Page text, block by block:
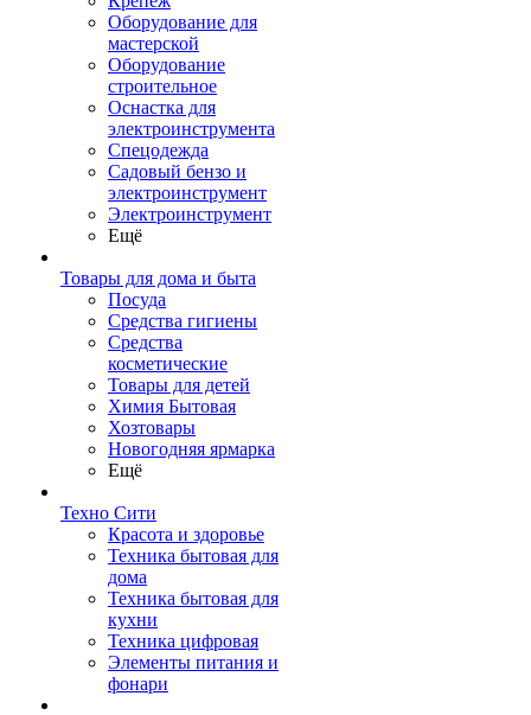
Оборудование для
мастерской
Оборудование
строительное
Оснастка для
электроинструмента
Спецодежда
Садовый бензо и
электроинструмент
Электроинструмент
Ещё
Товары для дома и быта
Посуда
Средства гигиены
Средства
косметические
Товары для детей
Химия Бытовая
Хозтовары
Новогодняя ярмарка
Ещё
Техно Сити
Красота и здоровье
Техника бытовая для
дома
Техника бытовая для
кухни
Техника цифровая
Элементы питания и
фонари